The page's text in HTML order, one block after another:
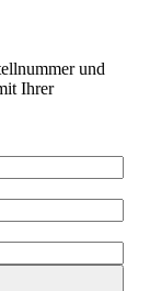
und
Ihrer